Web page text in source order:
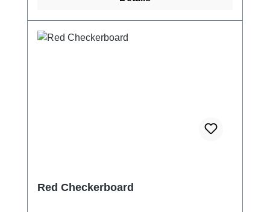
Red Checkerboard